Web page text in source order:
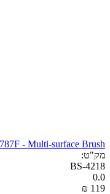
- Multi-surface Brush
מק"ט:
BS-4218
0.0
₪ ‍119‍